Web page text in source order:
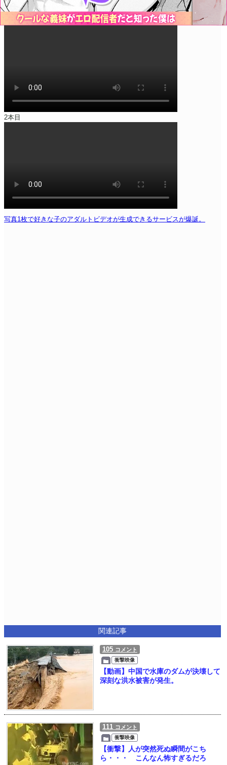
2本目
写真1枚で好きな子のアダルトビデオが生成できるサービスが爆誕。
関連記事
105 コメント
衝撃映像
【動画】中国で水庫のダムが決壊して
深刻な洪水被害が発生。
111 コメント
衝撃映像
【衝撃】人が突然死ぬ瞬間がこち
ら・・・ こんなん怖すぎるだろ